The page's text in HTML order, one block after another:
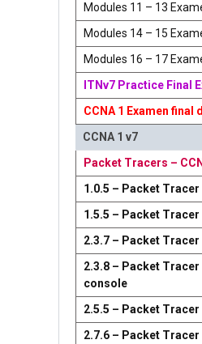
Modules 11 – 13
Modules 14 – 15
Modules 16 – 17
ITNv7 Practice Final
CCNA 1 Examen
CCNA 1 v7
Packet Tracers –
1.0.5 – Packet
1.5.5 – Packet
2.3.7 – Packet
2.3.8 – Packet Tracer
console
2.5.5 – Packet
2.7.6 – Packet